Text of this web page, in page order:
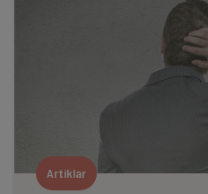
Artiklar